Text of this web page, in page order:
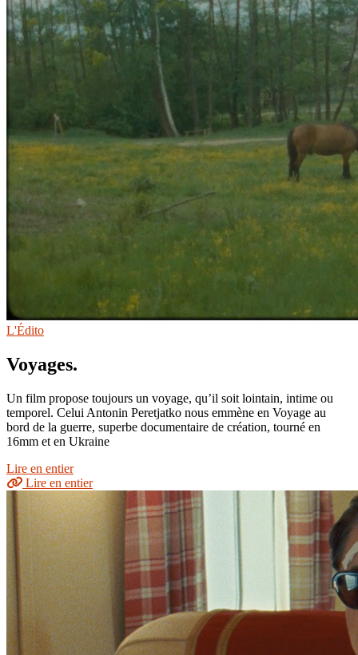
L'Édito
Voyages.
Un film propose toujours un voyage, qu’il soit lointain, intime ou
temporel. Celui Antonin Peretjatko nous emmène en Voyage au
bord de la guerre, superbe documentaire de création, tourné en
16mm et en Ukraine
Lire en entier
Lire en entier